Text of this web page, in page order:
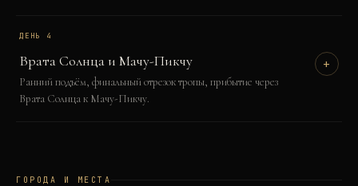
ДЕНЬ 4
Врата Солнца и Мачу-Пикчу
Ранний подъём, финальный отрезок тропы, прибытие через
Врата Солнца к Мачу-Пикчу.
+
ГОРОДА И МЕСТА